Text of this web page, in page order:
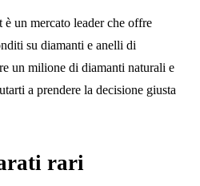
è un mercato leader che offre
su diamanti e anelli di
un milione di diamanti naturali e
a prendere la decisione giusta
rari